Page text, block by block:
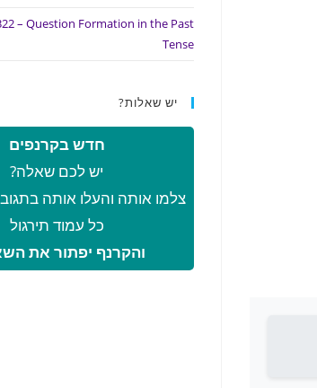
– Question Formation in the Past
Tense
יש שאלות?
חדש בקרנפים
יש לכם שאלה?
צלמו אותה והעלו אותה
כל עמוד תירגול
והקרנף יפתור את